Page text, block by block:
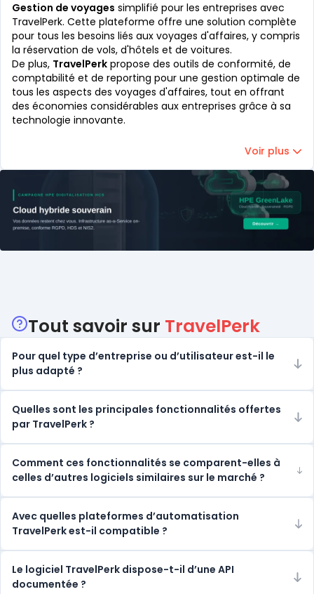
Gestion de voyages simplifié pour les entreprises avec
TravelPerk. Cette plateforme offre une solution complète
pour tous les besoins liés aux voyages d'affaires, y compris
la réservation de vols, d'hôtels et de voitures.
De plus, TravelPerk propose des outils de conformité, de
comptabilité et de reporting pour une gestion optimale de
tous les aspects des voyages d'affaires, tout en offrant
des économies considérables aux entreprises grâce à sa
technologie innovante.
Voir plus
Catégories
Tout savoir sur TravelPerk
Pour quel type d’entreprise ou d’utilisateur est-il le
plus adapté ?
Quelles sont les principales fonctionnalités offertes
par TravelPerk ?
Comment ces fonctionnalités se comparent-elles à
celles d’autres logiciels similaires sur le marché ?
Avec quelles plateformes d’automatisation
TravelPerk est-il compatible ?
Le logiciel TravelPerk dispose-t-il d’une API
documentée ?